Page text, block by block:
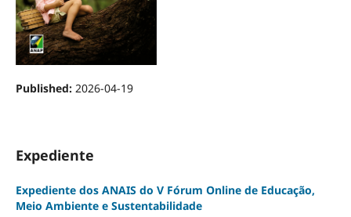
Published: 2026-04-19
Expediente
Expediente dos ANAIS do V Fórum Online de Educação,
Meio Ambiente e Sustentabilidade